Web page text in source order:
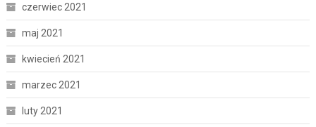
czerwiec 2021
maj 2021
kwiecień 2021
marzec 2021
luty 2021